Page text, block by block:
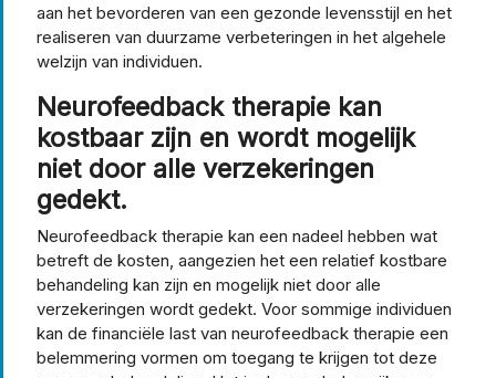
aan het bevorderen van een gezonde levensstijl en het
realiseren van duurzame verbeteringen in het algehele
welzijn van individuen.
Neurofeedback therapie kan
kostbaar zijn en wordt mogelijk
niet door alle verzekeringen
gedekt.
Neurofeedback therapie kan een nadeel hebben wat
betreft de kosten, aangezien het een relatief kostbare
behandeling kan zijn en mogelijk niet door alle
verzekeringen wordt gedekt. Voor sommige individuen
kan de financiële last van neurofeedback therapie een
belemmering vormen om toegang te krijgen tot deze